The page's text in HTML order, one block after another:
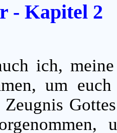
- Kapitel 2
ich,
um
Zeugnis